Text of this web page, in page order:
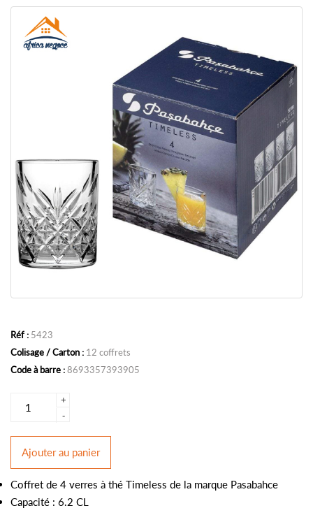
Réf : 5423
Colisage / Carton : 12 coffrets
Code à barre :8693357393905
+
-
Ajouterau panier
Coffret de 4 verres à thé Timeless de la marque Pasabahce
Capacité : 6.2 CL